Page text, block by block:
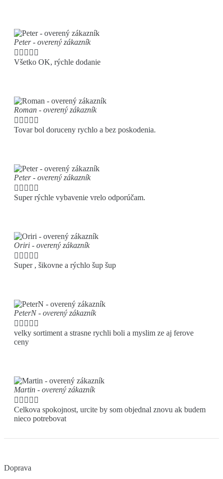
Peter - overený zákazník
    
Všetko OK, rýchle dodanie
Roman - overený zákazník
    
Tovar bol doruceny rychlo a bez poskodenia.
Peter - overený zákazník
    
Super rýchle vybavenie vrelo odporúčam.
Oriri - overený zákazník
    
Super , šikovne a rýchlo šup šup
PeterN - overený zákazník
    
velky sortiment a strasne rychli boli a myslim ze aj ferove
ceny
Martin - overený zákazník
    
Celkova spokojnost, urcite by som objednal znovu ak budem
nieco potrebovat
Doprava